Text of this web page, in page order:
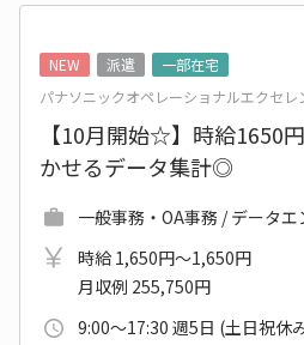
NEW
派遣
一部在宅
パナソニックオペレーショナルエクセレ
【10月開始☆】時給
かせるデータ集計◎
一般事務・OA事務 / データ
時給 1,650円～1,650円
月収例 255,750円
9:00～17:30 週5日 (土日祝休